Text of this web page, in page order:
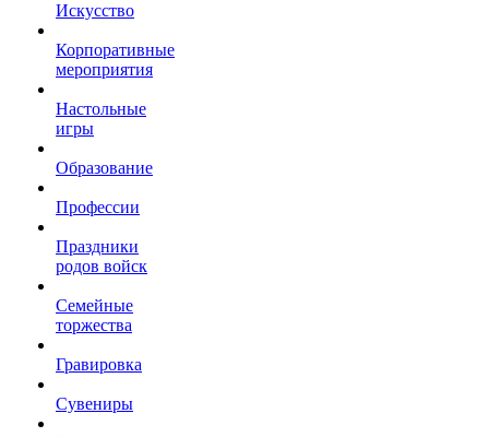
Искусство
Корпоративные
мероприятия
Настольные
игры
Образование
Профессии
Праздники
родов войск
Семейные
торжества
Гравировка
Сувениры